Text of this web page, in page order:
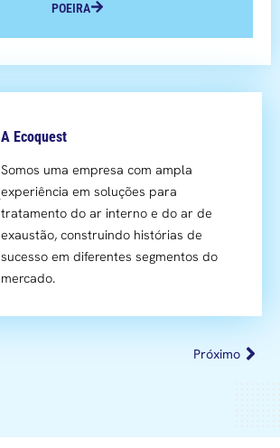
POEIRA
A Ecoquest
Somos uma empresa com ampla
experiência em soluções para
tratamento do ar interno e do ar de
exaustão, construindo histórias de
sucesso em diferentes segmentos do
mercado.
Próximo